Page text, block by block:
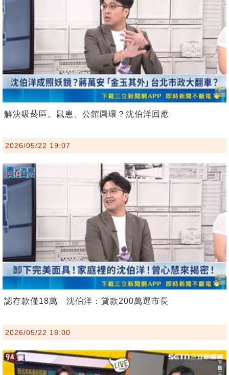
解決吸菸區、鼠患、公館圓環？沈伯洋回應
2026/05/22 19:07
認存款僅18萬 沈伯洋：貸款200萬選市長
2026/05/22 18:00